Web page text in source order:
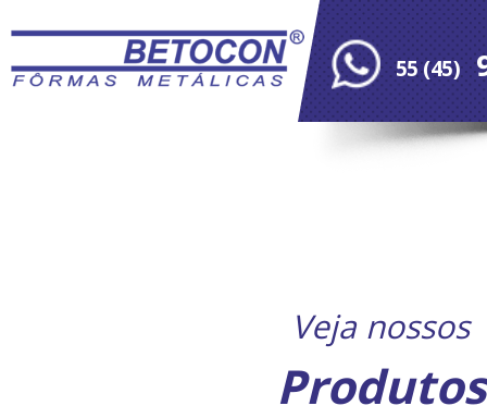
55 (45)
9773
Veja nossos
Produtos